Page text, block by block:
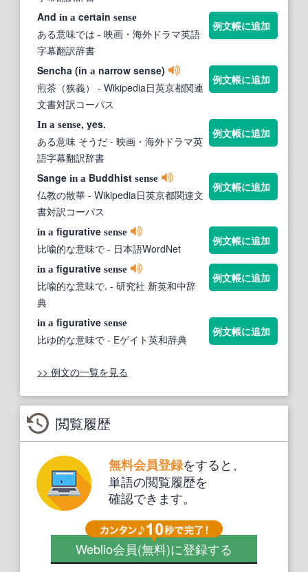
And in a certain sense
ある意味では - 映画・海外ドラマ英語
字幕翻訳辞書
例文帳に追加
Sencha (in a narrow sense)
煎茶（狭義）
- Wikipedia日英京都関連
文書対訳コーパス
例文帳に追加
In a sense, yes.
ある意味 そうだ - 映画・海外ドラマ英
語字幕翻訳辞書
例文帳に追加
Sange in a Buddhist sense
仏教の散華 - Wikipedia日英京都関連文
書対訳コーパス
例文帳に追加
in a figurative sense
比喩的な意味で - 日本語WordNet
例文帳に追加
in a figurative sense
比喩的な意味で. - 研究社 新英和中辞
典
例文帳に追加
in a figurative sense
比ゆ的な意味で - Eゲイト英和辞典
例文帳に追加
>> 例文の一覧を見る
閲覧履歴
無料会員登録をすると、
単語の閲覧履歴を
確認できます。
Weblio会員(無料)に登録する